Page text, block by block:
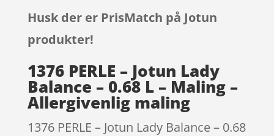
Husk der er PrisMatch på Jotun
produkter!
1376 PERLE – Jotun Lady
Balance – 0.68 L – Maling –
Allergivenlig maling
1376 PERLE – Jotun Lady Balance – 0.68